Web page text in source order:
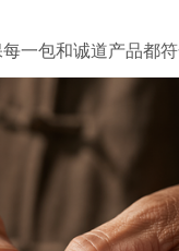
一包和诚道产品都